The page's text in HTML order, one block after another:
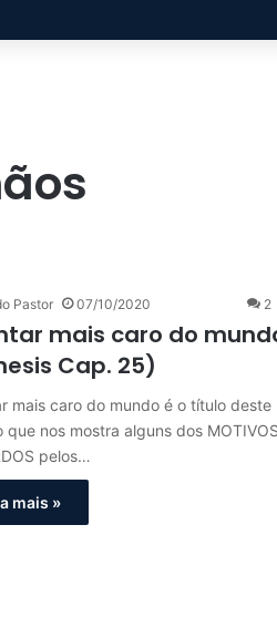
Pastor 07/10/2020 2
mais caro do
Cap. 25)
mais caro do mundo é o título deste
que nos mostra alguns dos
pelos…
mais »